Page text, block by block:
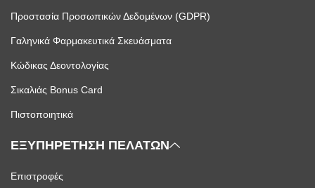
Προστασία Προσωπικών Δεδομένων (GDPR)
Γαληνικά Φαρμακευτικά Σκευάσματα
Κώδικας Δεοντολογίας
Σικαλιάς Bonus Card
Πιστοποιητικά
ΕΞΥΠΗΡΕΤΗΣΗ ΠΕΛΑΤΩΝ
Επιστροφές